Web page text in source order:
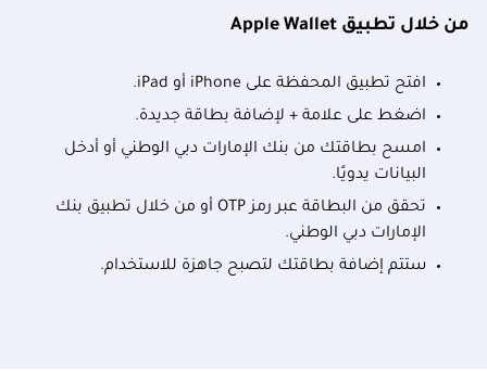
من خلال تطبيق Apple Wallet
افتح تطبيق المحفظة على iPhone أو iPad.
اضغط على علامة + لإضافة بطاقة جديدة.
امسح بطاقتك من بنك الإمارات دبي الوطني أو أدخل
البيانات يدويًا.
تحقق من البطاقة عبر رمز OTP أو من خلال تطبيق بنك
الإمارات دبي الوطني.
ستتم إضافة بطاقتك لتصبح جاهزة للاستخدام.